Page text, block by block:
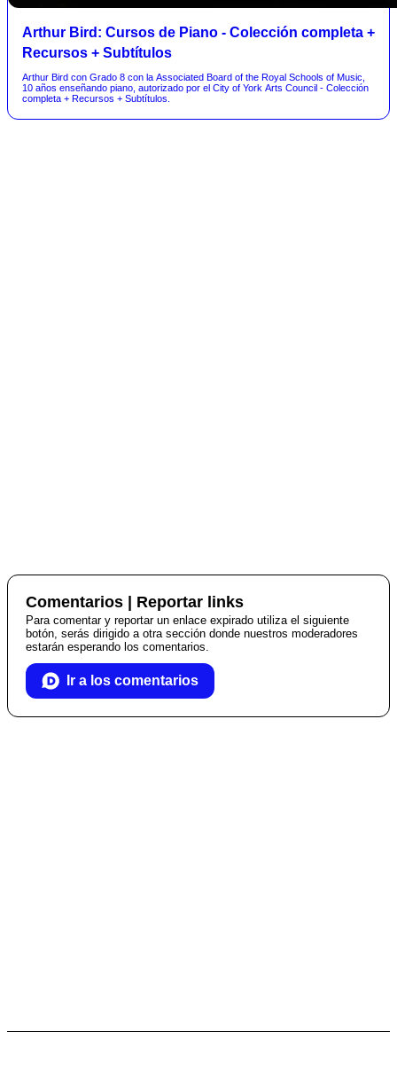
Arthur Bird: Cursos de Piano - Colección completa +
Recursos + Subtítulos
Arthur Bird con Grado 8 con la Associated Board of the Royal Schools of Music,
10 años enseñando piano, autorizado por el City of York Arts Council - Colección
completa + Recursos + Subtítulos.
Comentarios | Reportar links
Para comentar y reportar un enlace expirado utiliza el siguiente
botón, serás dirigido a otra sección donde nuestros moderadores
estarán esperando los comentarios.
Ir a los comentarios